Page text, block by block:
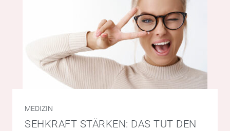
MEDIZIN
SEHKRAFT STÄRKEN: DAS TUT DEN